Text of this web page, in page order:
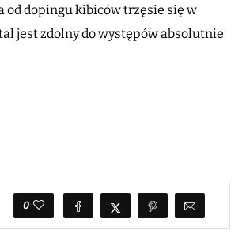
od dopingu kibiców trzęsie się w
jest zdolny do występów absolutnie
0